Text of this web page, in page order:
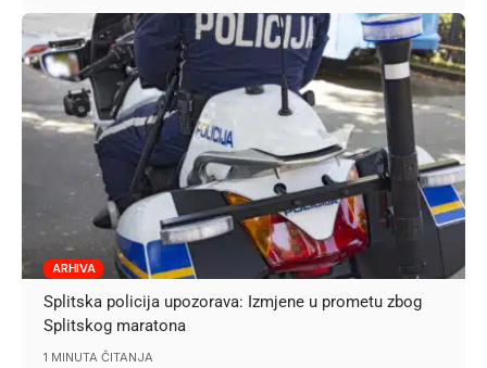
ARHIVA
Splitska policija upozorava: Izmjene u prometu zbog
Splitskog maratona
1 MINUTA ČITANJA